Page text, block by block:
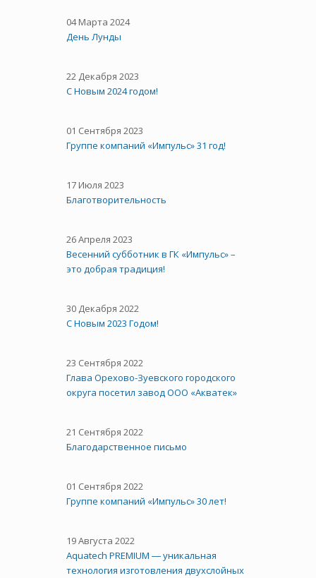
04 Марта 2024
День Лунды
22 Декабря 2023
С Новым 2024 годом!
01 Сентября 2023
Группе компаний «Импульс» 31 год!
17 Июля 2023
Благотворительность
26 Апреля 2023
Весенний субботник в ГК «Импульс» –
это добрая традиция!
30 Декабря 2022
С Новым 2023 Годом!
23 Сентября 2022
Глава Орехово-Зуевского городского
округа посетил завод ООО «Акватек»
21 Сентября 2022
Благодарственное письмо
01 Сентября 2022
Группе компаний «Импульс» 30 лет!
19 Августа 2022
Aquatech PREMIUM ― уникальная
технология изготовления двухслойных